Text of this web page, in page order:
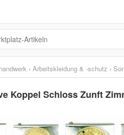
› Arbeitskleidung & -schutz ›
Koppel Schloss Zunft